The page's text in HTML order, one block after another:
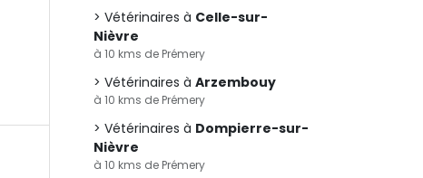
Vétérinaires à Celle-sur-
Nièvre
à 10 kms de Prémery
Vétérinaires à Arzembouy
à 10 kms de Prémery
Vétérinaires à Dompierre-sur-
Nièvre
à 10 kms de Prémery